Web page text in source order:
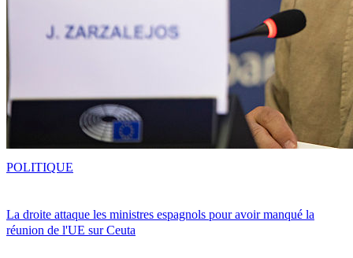
La droite attaque les ministres espagnols pour avoir manqué la
réunion de l'UE sur Ceuta
POLITIQUE